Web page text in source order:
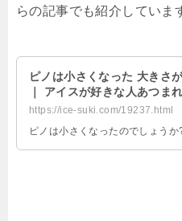
らの記事でも紹介していま
ピノは小さくなった 大きさ
｜ アイスが好きな人あつまれ
https://ice-suki.com/19237.html
ピノは小さくなったのでしょうか